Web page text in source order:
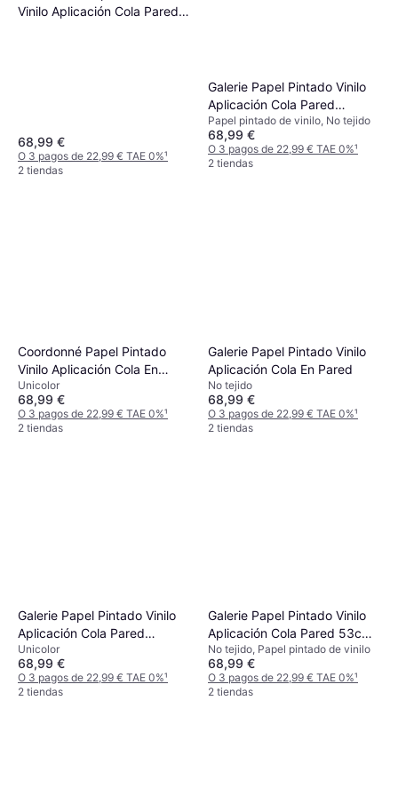
Vinilo Aplicación Cola Pared
68,99 €
O 3 pagos de 22,99 € TAE 0%¹
2 tiendas
Galerie Papel Pintado Vinilo
Aplicación Cola Pared
Naturaleza Beige
Papel pintado de vinilo, No tejido
68,99 €
O 3 pagos de 22,99 € TAE 0%¹
2 tiendas
Coordonné Papel Pintado
Vinilo Aplicación Cola En
Pared Azul Lutece
Unicolor
68,99 €
O 3 pagos de 22,99 € TAE 0%¹
2 tiendas
Galerie Papel Pintado Vinilo
Aplicación Cola En Pared
No tejido
68,99 €
O 3 pagos de 22,99 € TAE 0%¹
2 tiendas
Galerie Papel Pintado Vinilo
Aplicación Cola Pared
Naturaleza Sumatra 7 Beige
Unicolor
68,99 €
O 3 pagos de 22,99 € TAE 0%¹
2 tiendas
Galerie Papel Pintado Vinilo
Aplicación Cola Pared 53cm
x 10.05m
No tejido, Papel pintado de vinilo
68,99 €
O 3 pagos de 22,99 € TAE 0%¹
2 tiendas